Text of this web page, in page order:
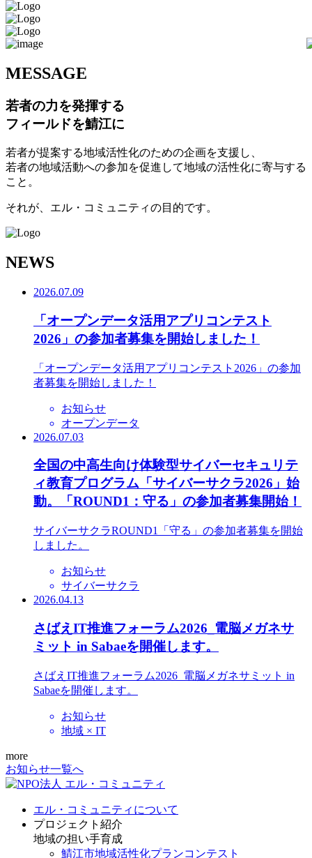
MESSAGE
若者の力を発揮する
フィールドを鯖江に
若者が提案する地域活性化のための企画を支援し、
若者の地域活動への参加を促進して地域の活性化に寄与する
こと。
それが、エル・コミュニティの目的です。
NEWS
2026.07.09
「オープンデータ活用アプリコンテスト
2026」の参加者募集を開始しました！
「オープンデータ活用アプリコンテスト2026」の参加
者募集を開始しました！
お知らせ
オープンデータ
2026.07.03
全国の中高生向け体験型サイバーセキュリテ
ィ教育プログラム「サイバーサクラ2026」始
動。「ROUND1：守る」の参加者募集開始！
サイバーサクラROUND1「守る」の参加者募集を開始
しました。
お知らせ
サイバーサクラ
2026.04.13
さばえIT推進フォーラム2026_電脳メガネサ
ミット in Sabaeを開催します。
さばえIT推進フォーラム2026_電脳メガネサミット in
Sabaeを開催します。
お知らせ
地域 × IT
more
お知らせ一覧へ
エル・コミュニティについて
プロジェクト紹介
地域の担い手育成
鯖江市地域活性化プランコンテスト